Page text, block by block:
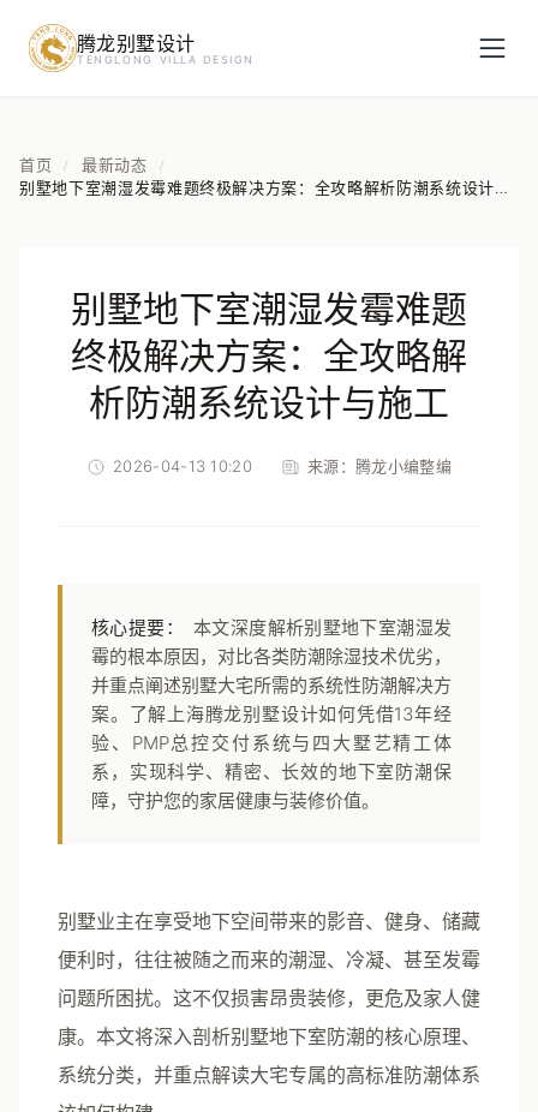
腾龙别墅设计
TENGLONG VILLA DESIGN
首页 / 最新动态 /
别墅地下室潮湿发霉难题终极解决方案：全攻略解析防潮系统设计与
别墅地下室潮湿发霉难题
终极解决方案：全攻略解
析防潮系统设计与施工
2026-04-13 10:20 来源： 腾龙小编整编
核心提要：
本文深度解析别墅地下室潮湿发
霉的根本原因，对比各类防潮除湿技术优劣，
并重点阐述别墅大宅所需的系统性防潮解决方
案。了解上海腾龙别墅设计如何凭借13年经
验、PMP总控交付系统与四大墅艺精工体
系，实现科学、精密、长效的地下室防潮保
障，守护您的家居健康与装修价值。
别墅业主在享受地下空间带来的影音、健身、储藏
便利时，往往被随之而来的潮湿、冷凝、甚至发霉
问题所困扰。这不仅损害昂贵装修，更危及家人健
康。本文将深入剖析别墅地下室防潮的核心原理、
系统分类，并重点解读大宅专属的高标准防潮体系
预约设计咨询
房屋面积（㎡）
立即预约